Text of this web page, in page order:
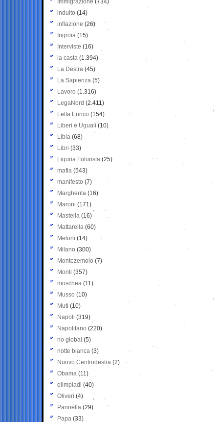
Immigrazione (734)
indulto (14)
inflazione (26)
Ingroia (15)
Interviste (16)
la casta (1.394)
La Destra (45)
La Sapienza (5)
Lavoro (1.316)
LegaNord (2.411)
Letta Enrico (154)
Liberi e Uguali (10)
Libia (68)
Libri (33)
Liguria Futurista (25)
mafia (543)
manifesto (7)
Margherita (16)
Maroni (171)
Mastella (16)
Mattarella (60)
Meloni (14)
Milano (300)
Montezemolo (7)
Monti (357)
moschea (11)
Musso (10)
Muti (10)
Napoli (319)
Napolitano (220)
no global (5)
notte bianca (3)
Nuovo Centrodestra (2)
Obama (11)
olimpiadi (40)
Oliveri (4)
Pannella (29)
Papa (33)